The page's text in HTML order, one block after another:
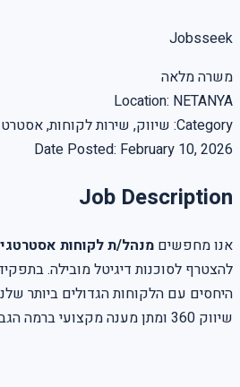
Jobsseek
משרה מלאה
Location: NETANYA
Category
: שיווק, שירות לקוחות,
Date Posted: February 10, 2026
Job Description
אנו מחפשים מנהל/ת לקוחות
להצטרף לסוכנות דיגיטל מובילה.
היחסים עם הלקוחות הגדולים ביותר
שיווק 360 ומתן מענה מקצועי ברמה הגבוהה ביותר.